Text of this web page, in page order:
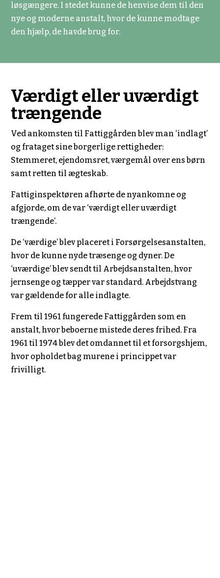
løsgængere. I stedet kunne de henvise dem til den
nye og moderne anstalt, hvor de kunne modtage
den hjælp, de havde brug for.
Værdigt eller uværdigt
trængende
Ved ankomsten til Fattiggården blev man ‘indlagt’
og frataget sine borgerlige rettigheder:
Stemmeret, ejendomsret, værgemål over ens børn
samt retten til ægteskab.
Fattiginspektøren afhørte de nyankomne og
afgjorde, om de var ‘værdigt eller uværdigt
trængende’.
De ‘værdige’ blev placeret i Forsørgelsesanstalten,
hvor de kunne nyde træsenge og dyner. De
‘uværdige’ blev sendt til Arbejdsanstalten, hvor
jernsenge og tæpper var standard. Arbejdstvang
var gældende for alle indlagte.
Frem til 1961 fungerede Fattiggården som en
anstalt, hvor beboerne mistede deres frihed. Fra
1961 til 1974 blev det omdannet til et forsorgshjem,
hvor opholdet bag murene i princippet var
frivilligt.